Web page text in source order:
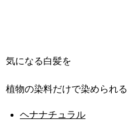
気になる白髪を
植物の染料だけで染められる
ヘナナチュラル